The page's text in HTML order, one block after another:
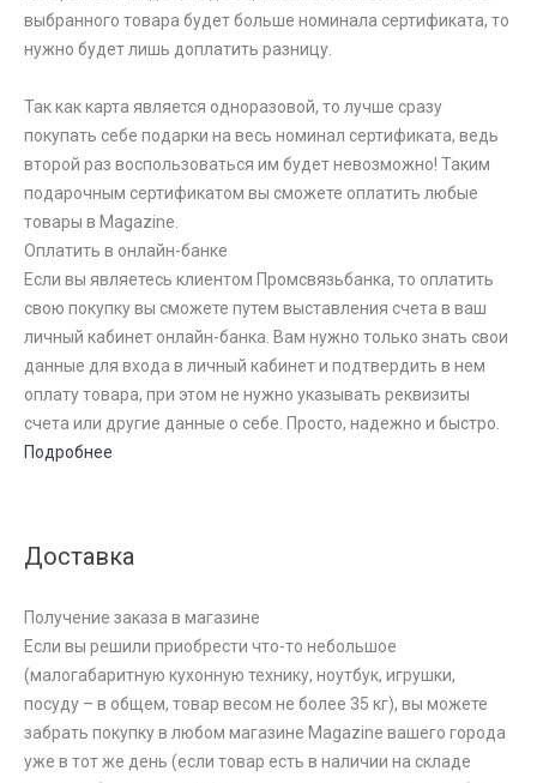
выбранного товара будет больше номинала сертификата, то
нужно будет лишь доплатить разницу.
Так как карта является одноразовой, то лучше сразу
покупать себе подарки на весь номинал сертификата, ведь
второй раз воспользоваться им будет невозможно! Таким
подарочным сертификатом вы сможете оплатить любые
товары в Magazine.
Оплатить в онлайн-банке
Если вы являетесь клиентом Промсвязьбанка, то оплатить
свою покупку вы сможете путем выставления счета в ваш
личный кабинет онлайн-банка. Вам нужно только знать свои
данные для входа в личный кабинет и подтвердить в нем
оплату товара, при этом не нужно указывать реквизиты
счета или другие данные о себе. Просто, надежно и быстро.
Подробнее
Доставка
Получение заказа в магазине
Если вы решили приобрести что-то небольшое
(малогабаритную кухонную технику, ноутбук, игрушки,
посуду – в общем, товар весом не более 35 кг), вы можете
забрать покупку в любом магазине Magazine вашего города
уже в тот же день (если товар есть в наличии на складе